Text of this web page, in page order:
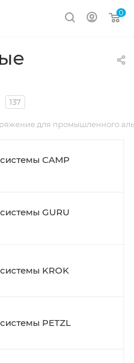
0
137
для промышленного
CAMP
GURU
KROK
PETZL